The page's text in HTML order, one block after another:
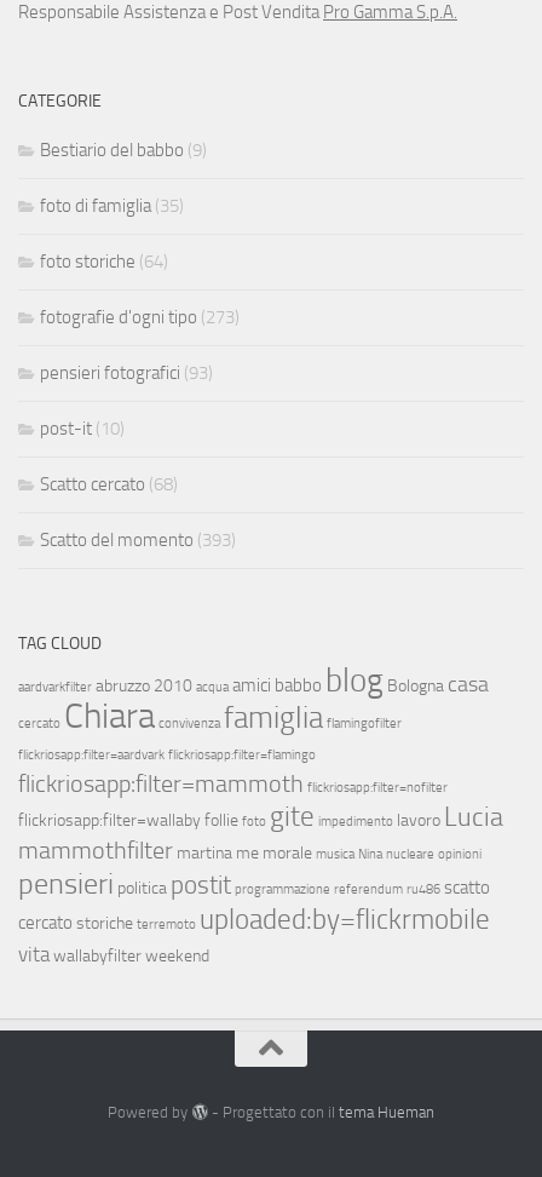
Responsabile Assistenza e Post VenditaPro Gamma S.p.A.
CATEGORIE
Bestiario del babbo (9)
foto di famiglia(35)
foto storiche (64)
fotografie d'ogni tipo (273)
pensieri fotografici (93)
post-it (10)
Scatto cercato (68)
Scatto del momento (393)
TAG CLOUD
aardvarkfilter abruzzo 2010 acqua amici babbo blog Bologna casa
cercato Chiara convivenza famiglia flamingofilter
flickriosapp:filter=aardvark flickriosapp:filter=flamingo
flickriosapp:filter=mammoth flickriosapp:filter=nofilter
flickriosapp:filter=wallaby follie foto gite impedimento lavoro Lucia
mammothfilter martina me morale musica Nina nucleare opinioni
pensieri politica postit programmazione referendum ru486 scatto
cercato storiche terremoto uploaded:by=flickrmobile
vitawallabyfilterweekend
Powered by - Progettato con il tema Hueman